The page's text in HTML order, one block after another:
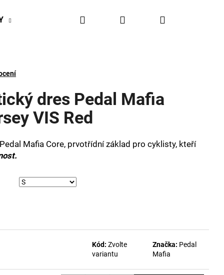
BIKESPORT EVENTY BIKESPORTUL VÝHODY
Hledat PřihlášeníNákupní
dres Pedal Mafia
VIS Red
Mafia Core, prvotřídní základ pro cyklisty, kteří
Kód: Zvolte
variantu
Značka: Pedal
Mafia